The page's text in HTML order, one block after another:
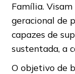
Família.
geracional de
capazes de
sustentada, a
O objetivo de